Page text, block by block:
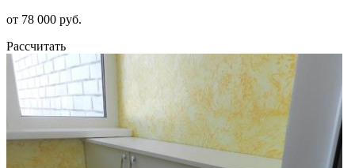
от 78 000 руб.
Рассчитать